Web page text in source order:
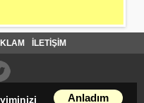
Anladım
İLETİŞİM